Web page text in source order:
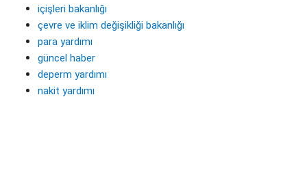
içişleri bakanlığı
çevre ve iklim değişikliği bakanlığı
para yardımı
güncel haber
deperm yardımı
nakit yardımı